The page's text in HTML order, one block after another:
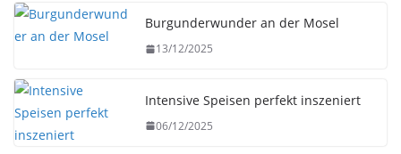
Burgunderwunder an der Mosel
13/12/2025
Intensive Speisen perfekt inszeniert
06/12/2025